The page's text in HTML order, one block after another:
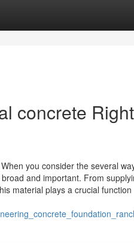
concrete Right
you consider the several
and important. From
material plays a crucial function